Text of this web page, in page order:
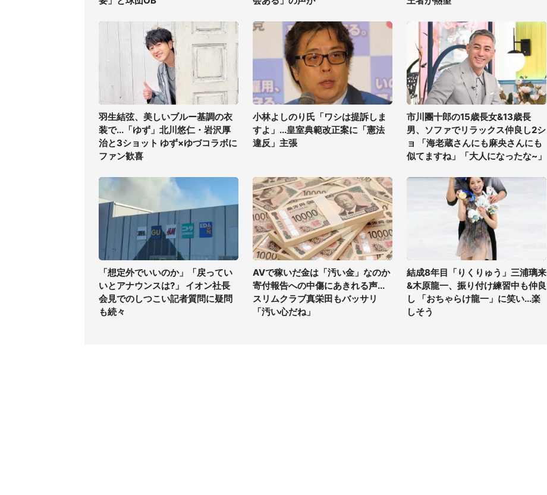
羽生結弦、美しいブルー基調の衣
装で...「ゆず」北川悠仁・岩沢厚
治と3ショット ゆず×ゆづコラボに
ファン歓喜
小林よしのり氏「ワシは提訴しま
すよ」...皇室典範改正案に「憲法
違反」主張
市川團十郎の15歳長女&13歳長
男、ソファでリラックス仲良し2シ
ョ 「海老蔵さんにも麻央さんにも
似てますね」「大人になったな~」
「想定外でいいのか」「戻ってい
いとアナウンスは?」 イオン社長
会見でのしつこい記者質問に疑問
も続々
AVで稼いだ金は「汚い金」なのか
寄付報告への中傷にあきれる声...
スリムクラブ真栄田もバッサリ
「汚い心だね」
結成8年目「りくりゅう」三浦璃来
&木原龍一、振り付け練習中も仲良
し 「おちゃらけ龍一」に笑い...楽
しそう